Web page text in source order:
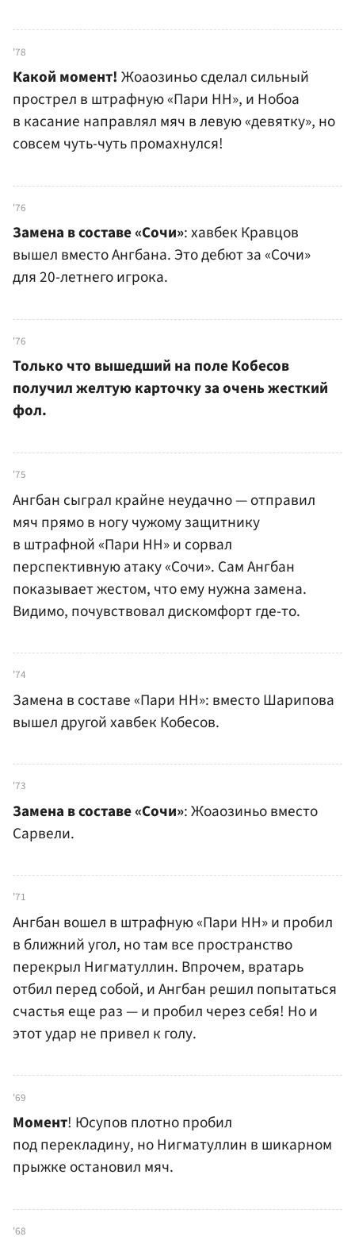
'78
Какой момент! Жоаозиньо сделал сильный
прострел в штрафную «Пари НН», и Нобоа
в касание направлял мяч в левую «девятку», но
совсем чуть-чуть промахнулся!
'76
Замена в составе «Сочи»: хавбек Кравцов
вышел вместо Ангбана. Это дебют за «Сочи»
для 20-летнего игрока.
'76
Только что вышедший на поле Кобесов
получил желтую карточку за очень жесткий
фол.
'75
Ангбан сыграл крайне неудачно — отправил
мяч прямо в ногу чужому защитнику
в штрафной «Пари НН» и сорвал
перспективную атаку «Сочи». Сам Ангбан
показывает жестом, что ему нужна замена.
Видимо, почувствовал дискомфорт где-то.
'74
Замена в составе «Пари НН»: вместо Шарипова
вышел другой хавбек Кобесов.
'73
Замена в составе «Сочи»: Жоаозиньо вместо
Сарвели.
'71
Ангбан вошел в штрафную «Пари НН» и пробил
в ближний угол, но там все пространство
перекрыл Нигматуллин. Впрочем, вратарь
отбил перед собой, и Ангбан решил попытаться
счастья еще раз — и пробил через себя! Но и
этот удар не привел к голу.
'69
Момент! Юсупов плотно пробил
под перекладину, но Нигматуллин в шикарном
прыжке остановил мяч.
'68